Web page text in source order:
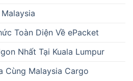
Toàn Diện Về ePacket
Nhất Tại Kuala Lumpur
Cùng Malaysia Cargo